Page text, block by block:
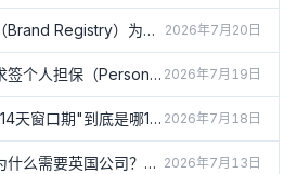
VAT？（2026）
Brand Registry）为什
标？（2026）
2026年7月20日
签个人担保（Personal
前必须了解的风险
2026年7月19日
天窗口期"到底是哪14
详解（2026）
2026年7月18日
什么需要英国公司？企 2026年7月13日